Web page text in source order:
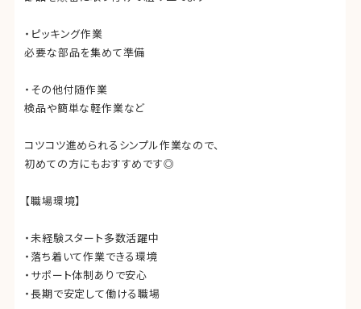
・ピッキング作業
必要な部品を集めて準備
・その他付随作業
検品や簡単な軽作業など
コツコツ進められるシンプル作業なので、
初めての方にもおすすめです◎
【職場環境】
・未経験スタート多数活躍中
・落ち着いて作業できる環境
・サポート体制ありで安心
・長期で安定して働ける職場